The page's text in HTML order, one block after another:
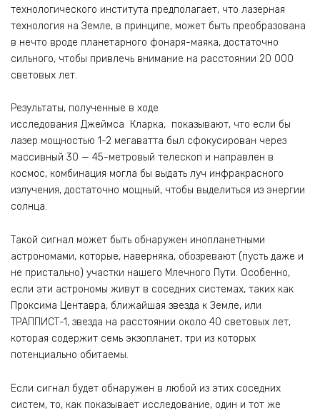
технологического института предполагает, что лазерная
технология на Земле, в принципе, может быть преобразована
в нечто вроде планетарного фонаря-маяка, достаточно
сильного, чтобы привлечь внимание на расстоянии 20 000
световых лет.
Результаты, полученные в ходе
исследования Джеймса Кларка, показывают, что если бы
лазер мощностью 1-2 мегаватта был сфокусирован через
массивный 30 — 45-метровый телескоп и направлен в
космос, комбинация могла бы выдать луч инфракрасного
излучения, достаточно мощный, чтобы выделиться из энергии
солнца.
Такой сигнал может быть обнаружен инопланетными
астрономами, которые, наверняка, обозревают (пусть даже и
не пристально) участки нашего Млечного Пути. Особенно,
если эти астрономы живут в соседних системах, таких как
Проксима Центавра, ближайшая звезда к Земле, или
ТРАППИСТ-1, звезда на расстоянии около 40 световых лет,
которая содержит семь экзопланет, три из которых
потенциально обитаемы.
Если сигнал будет обнаружен в любой из этих соседних
систем, то, как показывает исследование, один и тот же